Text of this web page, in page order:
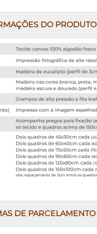
DO PRODUTO
DE PARCELAMENTO